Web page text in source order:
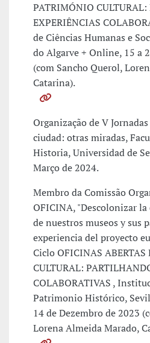
PATRIMÓNIO
EXPERIÊNCIAS
de Ciências Humanas e
do Algarve + Online, 15 a
(com Sancho Querol,
Catarina).
Organização de V
ciudad: otras miradas,
Historia, Universidad de
Março de 2024.
Membro da Comissão
OFICINA, "Descolonizar la
de nuestros museos y sus
experiencia del proyecto
Ciclo OFICINAS
CULTURAL:
COLABORATIVAS ,
Patrimonio Histórico,
14 de Dezembro de 2023
Lorena Almeida Marado,